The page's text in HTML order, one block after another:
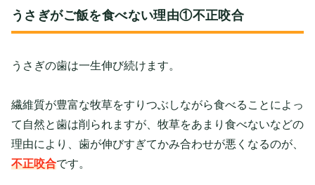
うさぎがご飯を食べない理由①不正咬合
うさぎの歯は一生伸び続けます。
繊維質が豊富な牧草をすりつぶしながら食べることによっ
て自然と歯は削られますが、牧草をあまり食べないなどの
理由により、歯が伸びすぎてかみ合わせが悪くなるのが、
不正咬合です。